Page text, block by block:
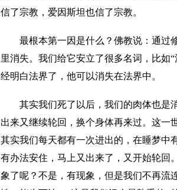
信了宗教，爱因斯坦也信了宗教。
最根本第一因是什么？佛教说：通过
里消失。我们给它安立了很多名词，比如
经明白法界了，他可以消失在法界中。
其实我们死了以后，我们的肉体也是
出来又继续轮回，换个身体再来过。这
其实我们每天都有一次进出的，在睡梦中
有办法安住，马上又出来了，又开始轮回
象了呢？不是，有现象，但是我们不再流